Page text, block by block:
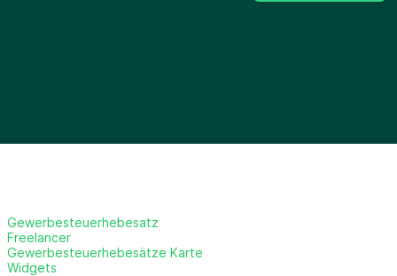
Gewerbesteuerhebesatz
Freelancer
Gewerbesteuerhebesätze Karte
Widgets